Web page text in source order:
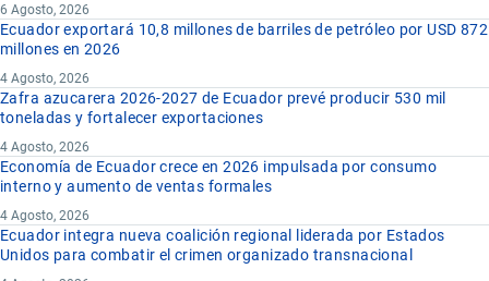
6 Agosto, 2026
Ecuador exportará 10,8 millones de barriles de petróleo por USD 872
millones en 2026
4 Agosto, 2026
Zafra azucarera 2026-2027 de Ecuador prevé producir 530 mil
toneladas y fortalecer exportaciones
4 Agosto, 2026
Economía de Ecuador crece en 2026 impulsada por consumo
interno y aumento de ventas formales
4 Agosto, 2026
Ecuador integra nueva coalición regional liderada por Estados
Unidos para combatir el crimen organizado transnacional